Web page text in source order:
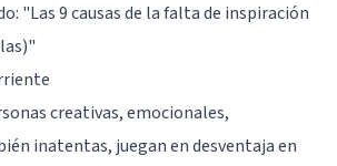
"Las 9 causas de la falta de inspiración
creativas, emocionales,
inatentas, juegan en desventaja en